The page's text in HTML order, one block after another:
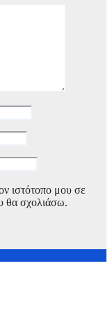
ιστότοπο μου σε
θα σχολιάσω.